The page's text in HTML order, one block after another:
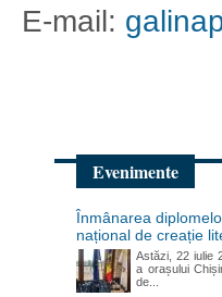
E-mail:
Evenimente
Înmânarea
național de creație
Astăzi, 22 iulie
a orașului
de...